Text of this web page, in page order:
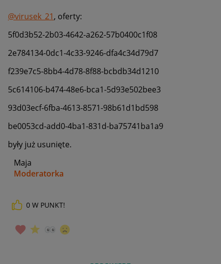
@virusek_21, oferty:
5f0d3b52-2b03-4642-a262-57b0400c1f08
2e784134-0dc1-4c33-9246-dfa4c34d79d7
f239e7c5-8bb4-4d78-8f88-bcbdb34d1210
5c614106-b474-48e6-bca1-5d93e502bee3
93d03ecf-6fba-4613-8571-98b61d1bd598
be0053cd-add0-4ba1-831d-ba75741ba1a9
były już usunięte.
Maja
Moderatorka
_____________
0 W PUNKT!